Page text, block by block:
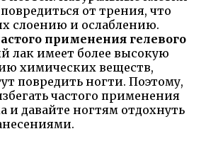
от трения, что
слоению и ослаблению.
применения гелевого
лак имеет более высокую
химических веществ,
повредить ногти. Поэтому,
частого применения
и давайте ногтям отдохнуть